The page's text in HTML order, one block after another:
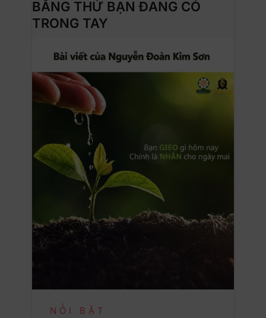
BẰNG THỨ BẠN ĐANG CÓ
TRONG TAY
NỔI BẬT